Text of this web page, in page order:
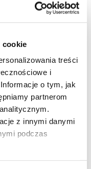
cookie
treści
i
o tym, jak
partnerom
z innymi danymi
podczas